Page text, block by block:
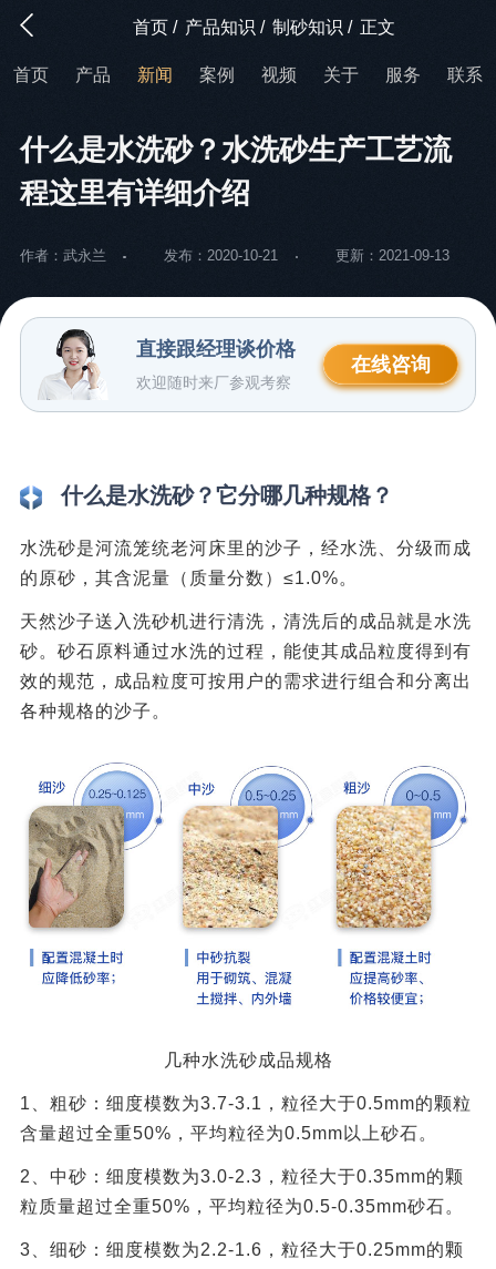
首页 / 产品知识 / 制砂知识 / 正文
首页 产品 新闻 案例 视频 关于 服务 联系
什么是水洗砂？水洗砂生产工艺流
程这里有详细介绍
作者：武永兰 发布：2020-10-21 更新：2021-09-13
直接跟经理谈价格
欢迎随时来厂参观考察
在线咨询
什么是水洗砂？它分哪几种规格？
水洗砂是河流笼统老河床里的沙子，经水洗、分级而成
的原砂，其含泥量（质量分数）≤1.0%。
天然沙子送入洗砂机进行清洗，清洗后的成品就是水洗
砂。砂石原料通过水洗的过程，能使其成品粒度得到有
效的规范，成品粒度可按用户的需求进行组合和分离出
各种规格的沙子。
几种水洗砂成品规格
1、粗砂：细度模数为3.7-3.1，粒径大于0.5mm的颗粒
含量超过全重50%，平均粒径为0.5mm以上砂石。
2、中砂：细度模数为3.0-2.3，粒径大于0.35mm的颗
粒质量超过全重50%，平均粒径为0.5-0.35mm砂石。
3、细砂：细度模数为2.2-1.6，粒径大于0.25mm的颗